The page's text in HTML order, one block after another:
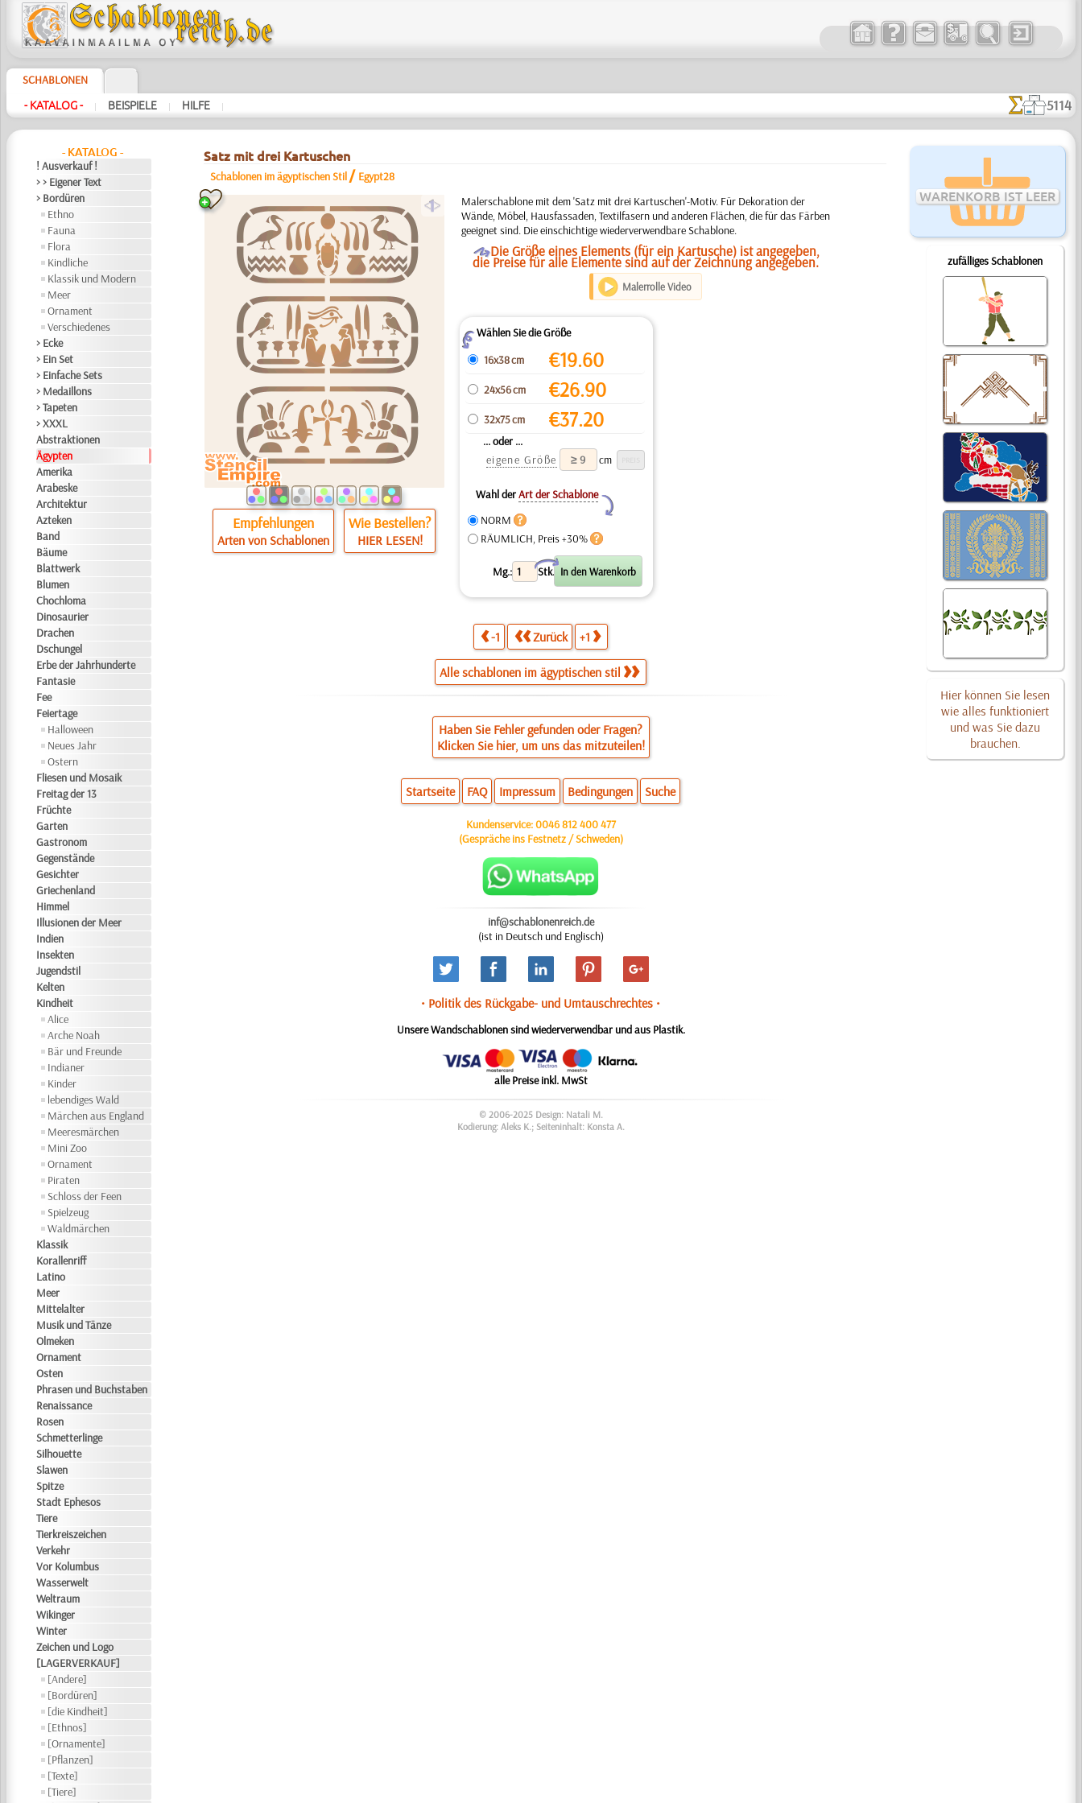
SCHABLONEN
- KATALOG - | BEISPIELE | HILFE | 5114
- KATALOG -
! Ausverkauf !
> > Eigener Text
> Bordüren
Ethno
Fauna
Flora
Kindliche
Klassik und Modern
Meer
Ornament
Verschiedenes
> Ecke
> Ein Set
> Einfache Sets
> Medaillons
> Tapeten
> XXXL
Abstraktionen
Ägypten
Amerika
Arabeske
Architektur
Azteken
Band
Bäume
Blattwerk
Blumen
Chochloma
Dinosaurier
Drachen
Dschungel
Erbe der Jahrhunderte
Fantasie
Fee
Feiertage
Halloween
Neues Jahr
Ostern
Fliesen und Mosaik
Freitag der 13
Früchte
Garten
Gastronom
Gegenstände
Gesichter
Griechenland
Himmel
Illusionen der Meer
Indien
Insekten
Jugendstil
Kelten
Kindheit
Alice
Arche Noah
Bär und Freunde
Indianer
Kinder
lebendiges Wald
Märchen aus England
Meeresmärchen
Mini Zoo
Ornament
Piraten
Schloss der Feen
Spielzeug
Waldmärchen
Klassik
Korallenriff
Latino
Meer
Mittelalter
Musik und Tänze
Olmeken
Ornament
Osten
Phrasen und Buchstaben
Renaissance
Rosen
Schmetterlinge
Silhouette
Slawen
Spitze
Stadt Ephesos
Tiere
Tierkreiszeichen
Verkehr
Vor Kolumbus
Wasserwelt
Weltraum
Wikinger
Winter
Zeichen und Logo
[LAGERVERKAUF]
[Andere]
[Bordüren]
[die Kindheit]
[Ethnos]
[Ornamente]
[Pflanzen]
[Texte]
[Tiere]
WARENKORB IST LEER
zufälliges Schablonen
Hier können Sie lesen
wie alles funktioniert
und was Sie dazu
brauchen.
Satz mit drei Kartuschen
Schablonen im ägyptischen Stil / Egypt28
a
Empfehlungen
Arten von Schablonen
Wie Bestellen?
HIER LESEN!
Malerschablone mit dem 'Satz mit drei Kartuschen'-Motiv. Für Dekoration der
Wände, Möbel, Hausfassaden, Textilfasern und anderen Flächen, die für das Färben
geeignet sind. Die einschichtige wiederverwendbare Schablone.
ODie Größe eines Elements (für ein Kartusche) ist angegeben,
die Preise für alle Elemente sind auf der Zeichnung angegeben.
Malerrolle Video
ZWählen Sie die Größe
16x38 cm
€19.60
24x56 cm €26.90
32x75 cm €37.20
... oder ...
eigene Größe
cm
Wahl derArt der Schablone
Y
NORM
RÄUMLICH, Preis +30%
Mg.: Stk.
X
-1 Zurück +1
Alle schablonen im ägyptischen stil
Haben Sie Fehler gefunden oder Fragen?
Klicken Sie hier, um uns das mitzuteilen!
Startseite FAQ Impressum Bedingungen Suche
Kundenservice:0046 812 400 477
(Gespräche ins Festnetz / Schweden)
inf@schablonenreich.de
(ist in Deutsch und Englisch)
• Politik des Rückgabe- und Umtauschrechtes •
Unsere Wandschablonen sind wiederverwendbar und aus Plastik.
alle Preise inkl. MwSt
© 2006-2025 Design: Natali M.
Kodierung: Aleks K.; Seiteninhalt: Konsta A.